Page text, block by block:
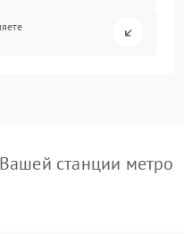
станции метро